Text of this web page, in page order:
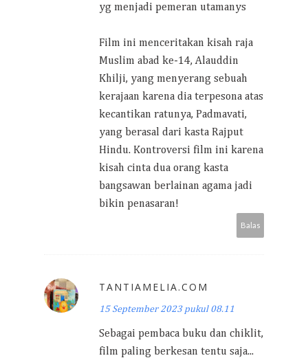
yg menjadi pemeran utamanys
Film ini menceritakan kisah raja
Muslim abad ke-14, Alauddin
Khilji, yang menyerang sebuah
kerajaan karena dia terpesona atas
kecantikan ratunya, Padmavati,
yang berasal dari kasta Rajput
Hindu. Kontroversi film ini karena
kisah cinta dua orang kasta
bangsawan berlainan agama jadi
bikin penasaran!
Balas
TANTIAMELIA.COM
15 September 2023 pukul 08.11
Sebagai pembaca buku dan chiklit,
film paling berkesan tentu saja...